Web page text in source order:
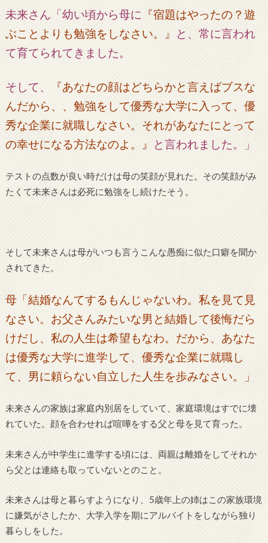
未来さん「幼い頃から母に 『宿題はやったの？遊
ぶことよりも勉強をしなさい。』
と、常に言われ
て育てられてきました。
そして、
『あなたの顔はどちらかと言えばブスな
んだから、、勉強をして優秀な大学に入って、優
秀な企業に就職しなさい。それがあなたにとって
の幸せになる方法なのよ。』
と言われました。」
テストの点数が良い時だけは母の笑顔が見れた。その笑顔がみ
たくて未来さんは必死に勉強をし続けたそう。
そして未来さんは母がいつも言うこんな愚痴に似た口癖を聞か
されてきた。
母「結婚なんてするもんじゃないわ。私を見て見
なさい。お父さんみたいな男と結婚して後悔だら
けだし、私の人生は希望もなわ。だから、あなた
は優秀な大学に進学して、優秀な企業に就職し
て、男に頼らない自立した人生を歩みなさい。
」
未来さんの家族は家庭内別居をしていて、家庭環境はすでに壊
れていた。顔を合わせれば喧嘩をする父と母を見て育った。
未来さんが中学生に進学する頃には、両親は離婚をしてそれか
ら父とは連絡も取っていないとのこと。
未来さんは母と暮らすようになり、5歳年上の姉はこの家族環境
に嫌気がさしたか、大学入学を期にアルバイトをしながら独り
暮らしをした。